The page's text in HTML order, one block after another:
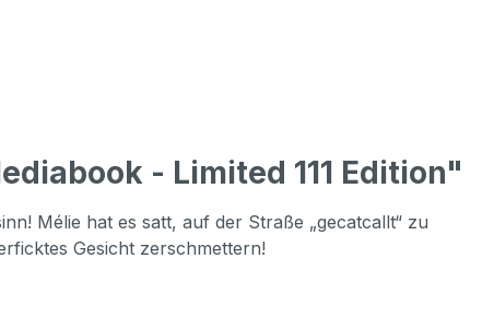
- Limited 111 Edition"
Mélie hat es satt, auf der Straße „gecatcallt“ zu
Gesicht zerschmettern!